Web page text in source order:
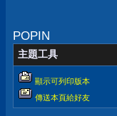
POPIN
主題工具
顯示可列印版本
傳送本頁給好友